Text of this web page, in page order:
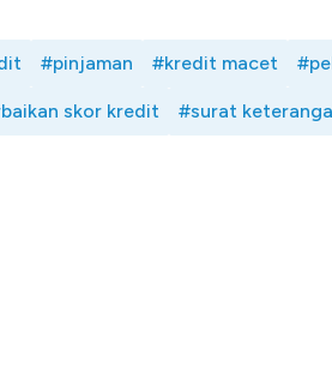
#pinjaman #kredit macet
skor kredit #surat